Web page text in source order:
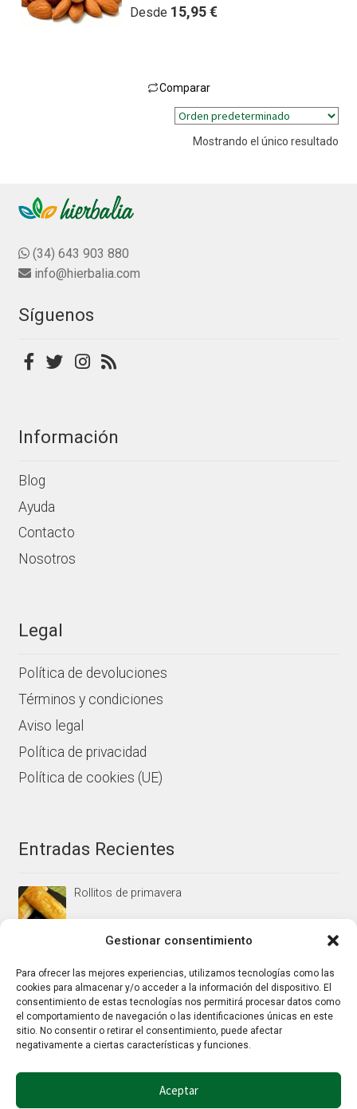
Gestionar consentimiento
Para ofrecer las mejores experiencias, utilizamos tecnologías como las
cookies para almacenar y/o acceder a la información del dispositivo. El
consentimiento de estas tecnologías nos permitirá procesar datos como
el comportamiento de navegación o las identificaciones únicas en este
sitio. No consentir o retirar el consentimiento, puede afectar
negativamente a ciertas características y funciones.
Aceptar
Valorado con5.00de 5
Desde 15,95€
Comparar
Este
producto
tieneMostrando el único resultado
(34) 643 903 880
info@hierbalia.com
Síguenos
Información
Blog
Ayuda
Contacto
Nosotros
Legal
Política de devoluciones
Términos y condiciones
Aviso legal
Política de privacidad
Política de cookies (UE)
Entradas Recientes
Rollitos de primavera
Jamoncitos de pollo en salsa de almendras